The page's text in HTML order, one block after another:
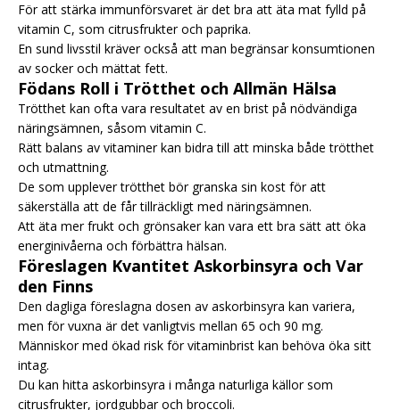
För att stärka immunförsvaret är det bra att äta mat fylld på
vitamin C, som citrusfrukter och paprika.
En sund livsstil kräver också att man begränsar konsumtionen
av socker och mättat fett.
Födans Roll i Trötthet och Allmän Hälsa
Trötthet kan ofta vara resultatet av en brist på nödvändiga
näringsämnen, såsom vitamin C.
Rätt balans av vitaminer kan bidra till att minska både trötthet
och utmattning.
De som upplever trötthet bör granska sin kost för att
säkerställa att de får tillräckligt med näringsämnen.
Att äta mer frukt och grönsaker kan vara ett bra sätt att öka
energinivåerna och förbättra hälsan.
Föreslagen Kvantitet Askorbinsyra och Var
den Finns
Den dagliga föreslagna dosen av askorbinsyra kan variera,
men för vuxna är det vanligtvis mellan 65 och 90 mg.
Människor med ökad risk för vitaminbrist kan behöva öka sitt
intag.
Du kan hitta askorbinsyra i många naturliga källor som
citrusfrukter, jordgubbar och broccoli.